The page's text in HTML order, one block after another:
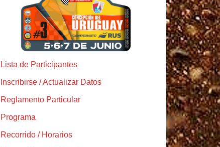
Lista de Participantes
Inscribirse / Actualizar Datos
Reglamento Particular
Programa
Recorrido / Horarios